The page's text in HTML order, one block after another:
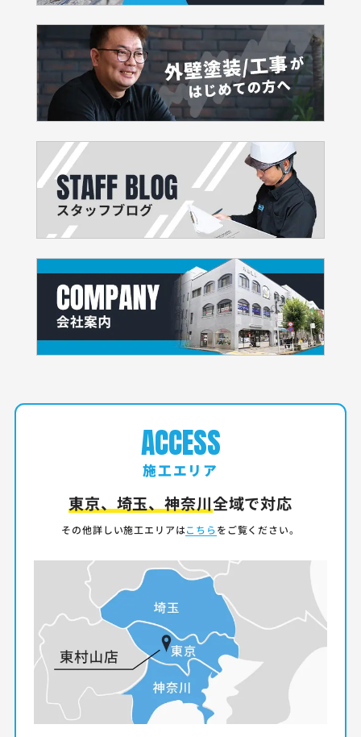
ACCESS
施工エリア
東京、埼玉、神奈川全域で対応
その他詳しい施工エリアはこちらをご覧ください。